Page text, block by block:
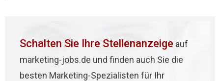
Schalten Sie Ihre Stellenanzeige auf
marketing-jobs.de und finden auch Sie die
besten Marketing-Spezialisten für Ihr